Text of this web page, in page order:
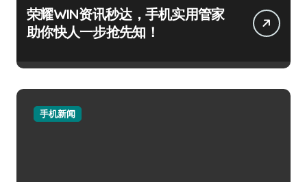
荣耀WIN资讯秒达，手机实用管家
助你快人一步抢先知！
手机新闻